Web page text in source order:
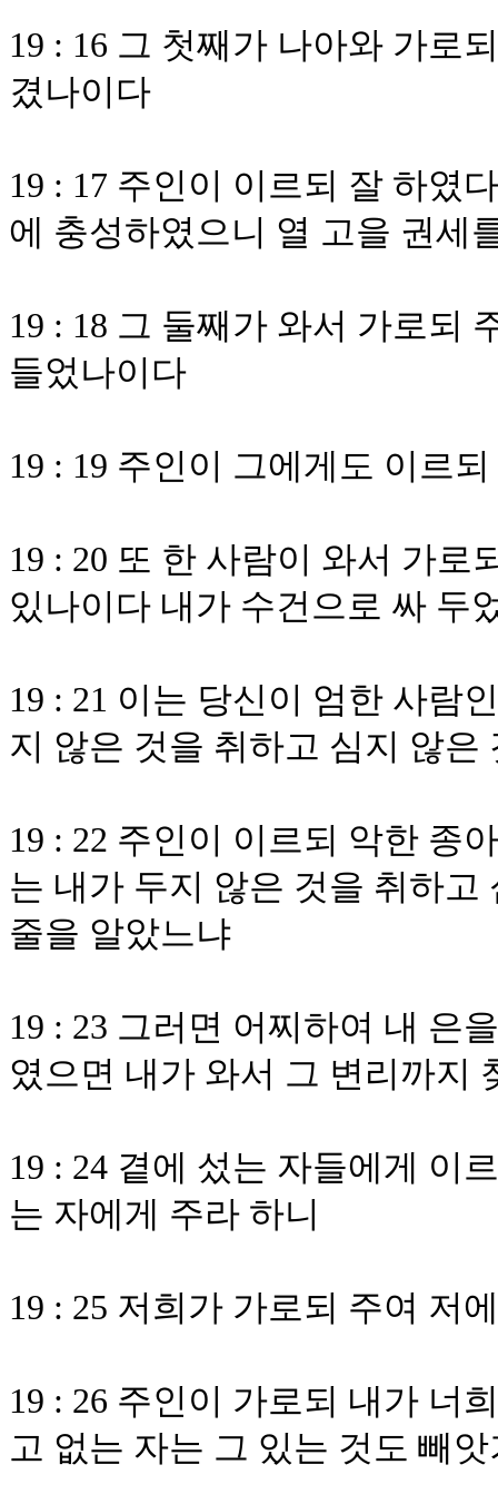
19 : 16 그 첫째가 나아와 가로
겼나이다
19 : 17 주인이 이르되 잘 하였
에 충성하였으니 열 고을 권세
19 : 18 그 둘째가 와서 가로되
들었나이다
19 : 19 주인이 그에게도 이르
19 : 20 또 한 사람이 와서 가로
있나이다 내가 수건으로 싸 두
19 : 21 이는 당신이 엄한 사람
지 않은 것을 취하고 심지 않은
19 : 22 주인이 이르되 악한 종
는 내가 두지 않은 것을 취하
줄을 알았느냐
19 : 23 그러면 어찌하여 내 은
였으면 내가 와서 그 변리까지
19 : 24 곁에 섰는 자들에게 이
는 자에게 주라 하니
19 : 25 저희가 가로되 주여 저
19 : 26 주인이 가로되 내가 너
고 없는 자는 그 있는 것도 빼